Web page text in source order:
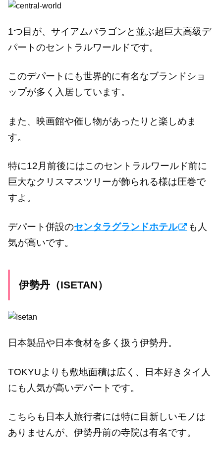
1つ目が、サイアムパラゴンと並ぶ超巨大高級デ
パートのセントラルワールドです。
このデパートにも世界的に有名なブランドショ
ップが多く入居しています。
また、映画館や催し物があったりと楽しめま
す。
特に12月前後にはこのセントラルワールド前に
巨大なクリスマスツリーが飾られる様は圧巻で
すよ。
デパート併設のセンタラグランドホテル
も人
気が高いです。
伊勢丹（ISETAN）
日本製品や日本食材を多く扱う伊勢丹。
TOKYUよりも敷地面積は広く、日本好きタイ人
にも人気が高いデパートです。
こちらも日本人旅行者には特に目新しいモノは
ありませんが、伊勢丹前の寺院は有名です。